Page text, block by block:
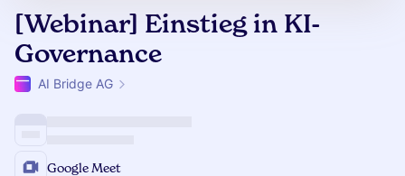
[Webinar] Einstieg in KI-
Governance
AI Bridge AG
Google Meet